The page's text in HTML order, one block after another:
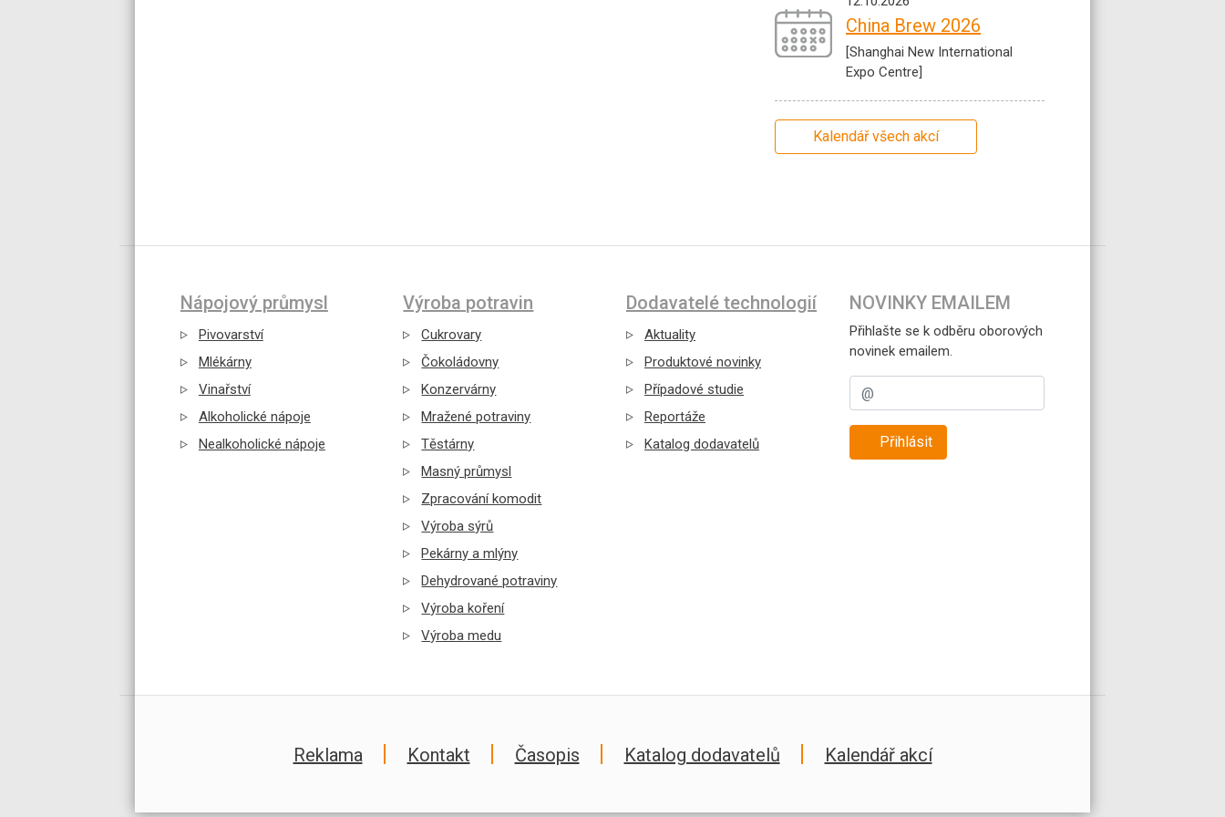
China Brew 2026
[Shanghai New International
Expo Centre]
Kalendář všech akcí
Nápojový průmysl
Pivovarství
Mlékárny
Vinařství
Alkoholické nápoje
Nealkoholické nápoje
Výroba potravin
Cukrovary
Čokoládovny
Konzervárny
Mražené potraviny
Těstárny
Masný průmysl
Zpracování komodit
Výroba sýrů
Pekárny a mlýny
Dehydrované potraviny
Výroba koření
Výroba medu
Dodavatelé technologií
Aktuality
Produktové novinky
Případové studie
Reportáže
Katalog dodavatelů
NOVINKY EMAILEM
Přihlašte se k odběru oborových
novinek emailem.
Přihlásit
Reklama Kontakt Časopis Katalog dodavatelů Kalendář akcí